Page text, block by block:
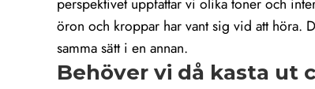
perspektivet uppfattar vi olika toner och
öron och kroppar har vant sig vid att höra.
samma sätt i en annan.
Behöver vi då kasta ut